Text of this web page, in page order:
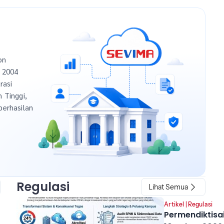
Tinggi,
Regulasi Lihat Semua
Artikel Regulasi